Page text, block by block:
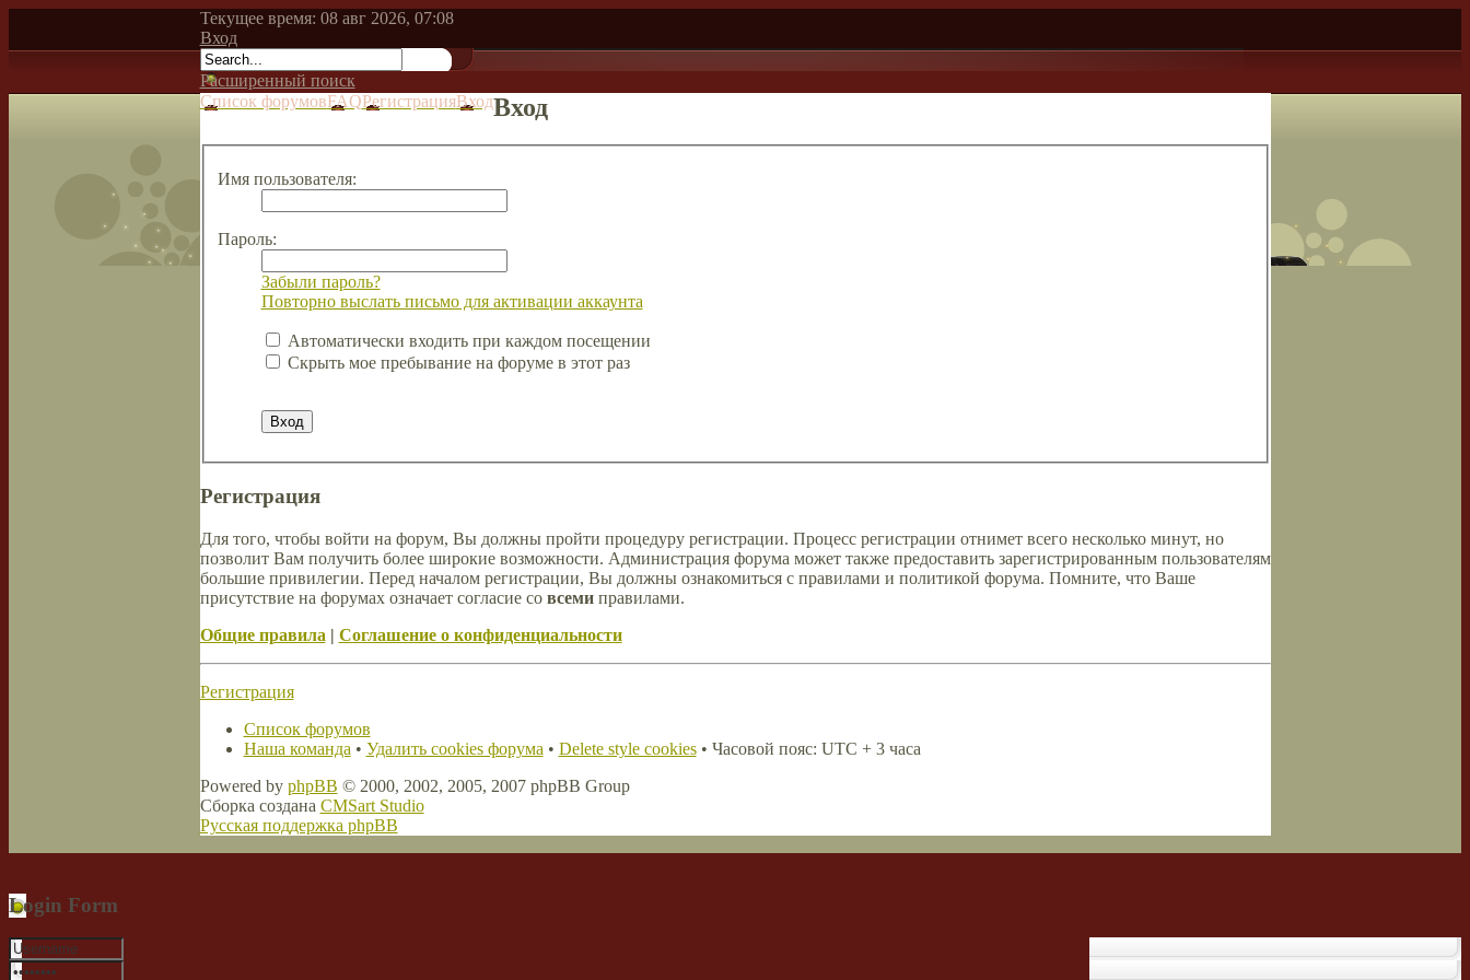
Текущее время: 08 авг 2026, 07:08
Вход
Расширенный поиск
Список форумовFAQРегистрацияВходВход
Имя пользователя:
Пароль:
Забыли пароль?
Повторно выслать письмо для активации аккаунта
Автоматически входить при каждом посещении
Скрыть мое пребывание на форуме в этот раз
Регистрация
Для того, чтобы войти на форум, Вы должны пройти процедуру регистрации. Процесс регистрации отнимет всего несколько минут, но
позволит Вам получить более широкие возможности. Администрация форума может также предоставить зарегистрированным пользователям
большие привилегии. Перед началом регистрации, Вы должны ознакомиться с правилами и политикой форума. Помните, что Ваше
присутствие на форумах означает согласие со всемиправилами.
Общие правила | Соглашение о конфиденциальности
Регистрация
Список форумов
Наша команда • Удалить cookies форума • Delete style cookies• Часовой пояс: UTC + 3 часа
Powered by phpBB © 2000, 2002, 2005, 2007 phpBB Group
Сборка создана CMSart Studio
Русская поддержка phpBB
Login Form